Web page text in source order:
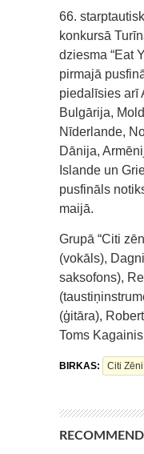
66.
konkursā
dziesma “Eat
pirmajā
piedalīsies arī
Bulgārija,
Nīderlande,
Dānija,
Islande un
pusfināls
maijā.
Grupā “Citi
(vokāls),
saksofons),
(ģitāra),
Toms
BIRKAS: Citi Zēni